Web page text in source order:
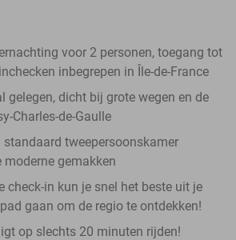
voor 2 personen, toegang tot
inbegrepen in Île-de-France
gelegen, dicht bij grote wegen en de
Charles-de-Gaulle
tweepersoonskamer
gemakken
check-in kun je snel het beste uit je
gaan om de regio te ontdekken!
op slechts 20 minuten rijden!